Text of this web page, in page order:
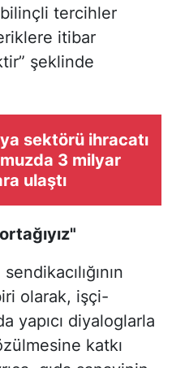
tercihler
itibar
şeklinde
sektörü ihracatı
3 milyar
ulaştı
olarak, işçi-
yapıcı diyaloglarla
katkı